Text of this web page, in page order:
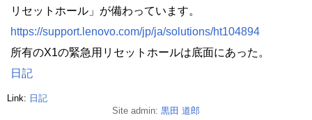
リセットホール」が備わっています。
https://support.lenovo.com/jp/ja/solutions/ht104894
所有のX1の緊急用リセットホールは底面にあった。
日記
Link: 日記
Site admin: 黒田 道郎